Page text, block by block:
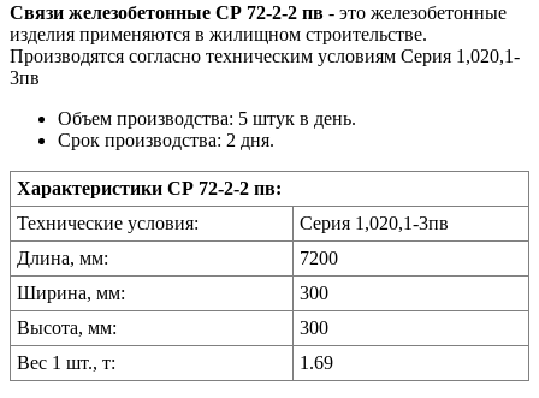
Связи железобетонные СР 72-2-2 пв - это железобетонные
изделия применяются в жилищном строительстве.
Производятся согласно техническим условиям Серия 1,020,1-
3пв
Объем производства: 5 штук в день.
Срок производства: 2 дня.
Характеристики СР 72-2-2 пв:
Технические условия:
Серия 1,020,1-3пв
Длина, мм:
7200
Ширина, мм:
300
Высота, мм:
300
Вес 1 шт., т:
1.69